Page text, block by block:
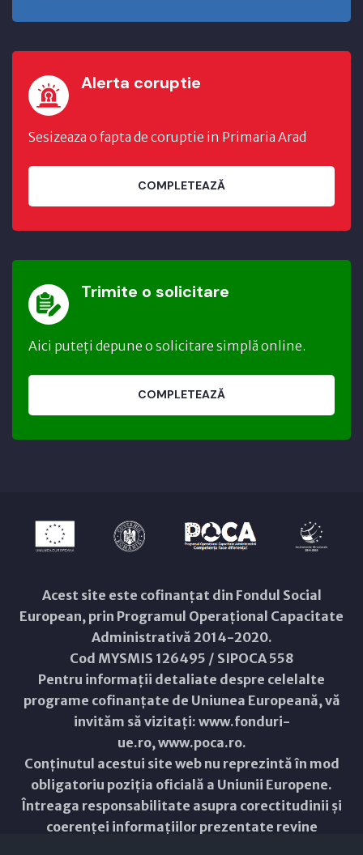
Alerta coruptie
Sesizeaza o fapta de coruptie in Primaria Arad
COMPLETEAZĂ
Trimite o solicitare
Aici puteți depune o solicitare simplă online.
COMPLETEAZĂ
Acest site este cofinanțat din Fondul Social
European, prin Programul Operațional Capacitate
Administrativă 2014-2020.
Cod MYSMIS 126495 / SIPOCA 558
Pentru informații detaliate despre celelalte
programe cofinanțate de Uniunea Europeană, vă
invităm să vizitați: www.fonduri-
ue.ro,www.poca.ro.
Conținutul acestui site web nu reprezintă în mod
obligatoriu poziția oficială a Uniunii Europene.
Întreaga responsabilitate asupra corectitudinii și
coerenței informațiilor prezentate revine